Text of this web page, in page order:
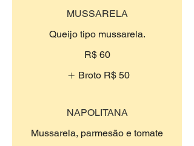
MUSSARELA
Queijo tipo mussarela.
R$ 60
Broto R$ 50
NAPOLITANA
Mussarela, parmesão e tomate